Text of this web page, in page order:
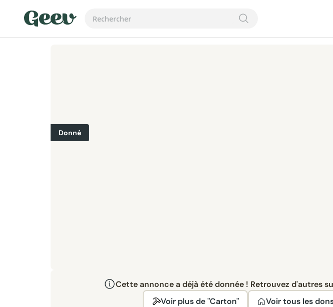
Donné
Cette annonce a déjà été donnée ! Retrouvez d'autres
Voir plus de "Carton"
Voir tous les